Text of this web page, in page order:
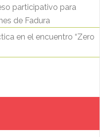
participativo para
de Fadura
en el encuentro “Zero